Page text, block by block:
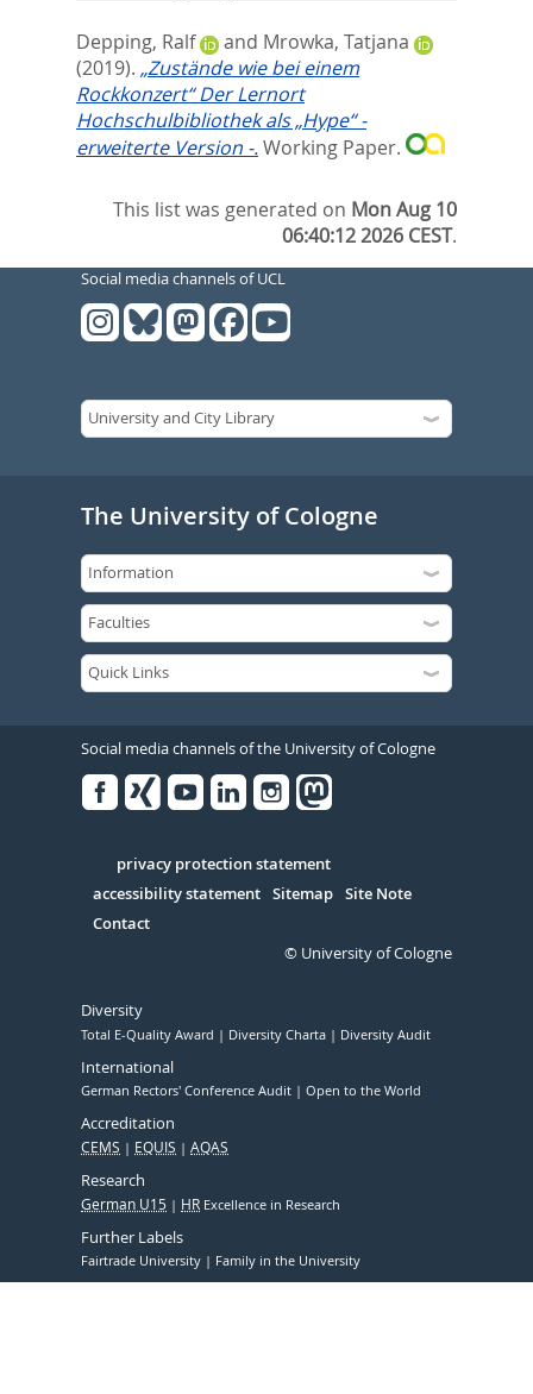
Depping, Ralf and Mrowka, Tatjana
(2019). „Zustände wie bei einem
Rockkonzert“ Der Lernort
Hochschulbibliothek als „Hype“ -
erweiterte Version -.Working Paper.
This list was generated on Mon Aug 10
06:40:12 2026 CEST.
Social media channels of UCL
The University of Cologne
Social media channels of the University of Cologne
Serivce
privacy protection statement
accessibility statement Sitemap Site Note
Contact
© University of Cologne
Diversity
Total E-Quality Award Diversity Charta Diversity Audit
International
German Rectors' Conference Audit Open to the World
Accreditation
CEMS EQUIS AQAS
Research
German U15 HR Excellence in Research
Further Labels
Fairtrade University Family in the University